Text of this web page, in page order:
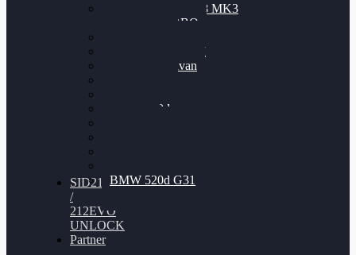
Nissan GT-R35 3.8 MK3
V6 TWINTURBO
VW Passat 2.0TDI
VW T6 Multivan
BMW 120d
BMW 520d G31
SID212
/
212EVO
UNLOCK
Partner